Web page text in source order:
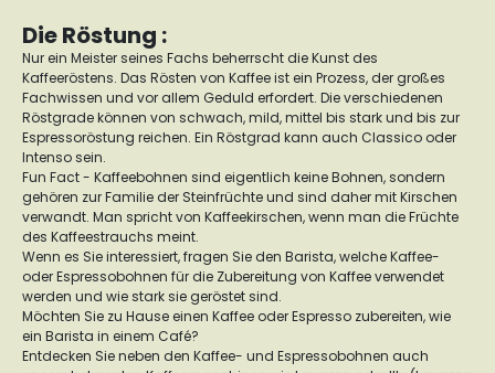
Die Röstung :
Nur ein Meister seines Fachs beherrscht die Kunst des
Kaffeeröstens. Das Rösten von Kaffee ist ein Prozess, der großes
Fachwissen und vor allem Geduld erfordert. Die verschiedenen
Röstgrade können von schwach, mild, mittel bis stark und bis zur
Espressoröstung reichen. Ein Röstgrad kann auch Classico oder
Intenso sein.
Fun Fact - Kaffeebohnen sind eigentlich keine Bohnen, sondern
gehören zur Familie der Steinfrüchte und sind daher mit Kirschen
verwandt. Man spricht von Kaffeekirschen, wenn man die Früchte
des Kaffeestrauchs meint.
Wenn es Sie interessiert, fragen Sie den Barista, welche Kaffee-
oder Espressobohnen für die Zubereitung von Kaffee verwendet
werden und wie stark sie geröstet sind.
Möchten Sie zu Hause einen Kaffee oder Espresso zubereiten, wie
ein Barista in einem Café?
Entdecken Sie neben den Kaffee- und Espressobohnen auch